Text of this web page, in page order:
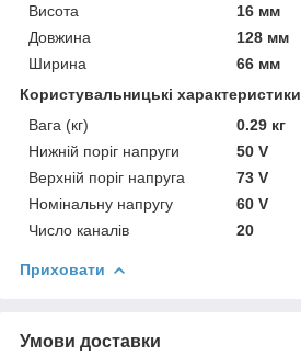
Висота
16 мм
Довжина
128 мм
Ширина
66 мм
Користувальницькі характеристики
Вага (кг)
0.29 кг
Нижній поріг напруги
50 V
Верхній поріг напруга
73 V
Номінальну напругу
60 V
Число каналів
20
Приховати
Умови доставки